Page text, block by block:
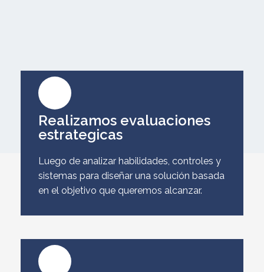
Realizamos evaluaciones
estrategicas
Luego de analizar habilidades, controles y
sistemas para diseñar una solución basada
en el objetivo que queremos alcanzar.